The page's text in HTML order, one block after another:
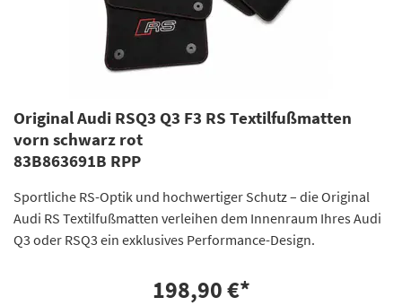
Original Audi RSQ3 Q3 F3 RS Textilfußmatten
vorn schwarz rot
83B863691B RPP
Sportliche RS-Optik und hochwertiger Schutz – die Original
Audi RS Textilfußmatten verleihen dem Innenraum Ihres Audi
Q3 oder RSQ3 ein exklusives Performance-Design.
198,90 €*